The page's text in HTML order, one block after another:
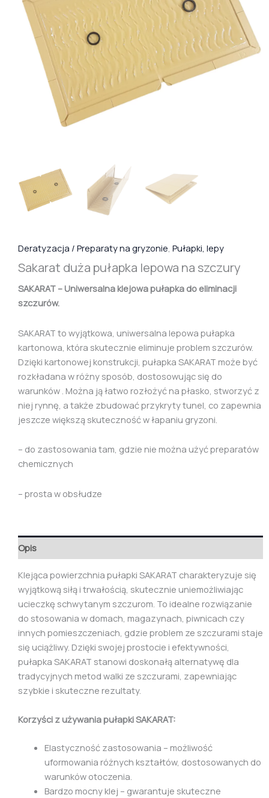
Deratyzacja / Preparaty na gryzonie Pułapki, lepy
Sakarat duża pułapka lepowa na szczury
SAKARAT – Uniwersalna klejowa pułapka do eliminacji
szczurów.
SAKARAT to wyjątkowa, uniwersalna lepowa pułapka
kartonowa, która skutecznie eliminuje problem szczurów.
Dzięki kartonowej konstrukcji, pułapka SAKARAT może być
rozkładana w różny sposób, dostosowując się do
warunków . Można ją łatwo rozłożyć na płasko, stworzyć z
niej rynnę, a także zbudować przykryty tunel, co zapewnia
jeszcze większą skuteczność w łapaniu gryzoni.
– do zastosowania tam, gdzie nie można użyć preparatów
chemicznych
– prosta w obsłudze
Opis
Klejąca powierzchnia pułapki SAKARAT charakteryzuje się
wyjątkową siłą i trwałością, skutecznie uniemożliwiając
ucieczkę schwytanym szczurom. To idealne rozwiązanie
do stosowania w domach, magazynach, piwnicach czy
innych pomieszczeniach, gdzie problem ze szczurami staje
się uciążliwy. Dzięki swojej prostocie i efektywności,
pułapka SAKARAT stanowi doskonałą alternatywę dla
tradycyjnych metod walki ze szczurami, zapewniając
szybkie i skuteczne rezultaty.
Korzyści z używania pułapki SAKARAT:
Elastyczność zastosowania – możliwość
uformowania różnych kształtów, dostosowanych do
warunków otoczenia.
Bardzo mocny klej – gwarantuje skuteczne